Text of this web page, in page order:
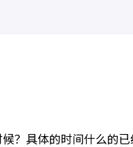
？具体的时间什么的已